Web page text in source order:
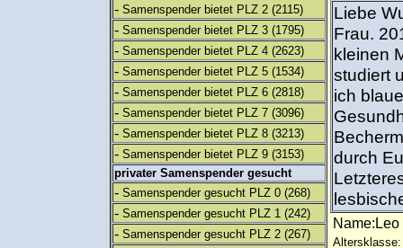
- Samenspender bietet PLZ 2 (2115)
- Samenspender bietet PLZ 3 (1795)
- Samenspender bietet PLZ 4 (2623)
- Samenspender bietet PLZ 5 (1534)
- Samenspender bietet PLZ 6 (2818)
- Samenspender bietet PLZ 7 (3096)
- Samenspender bietet PLZ 8 (3213)
- Samenspender bietet PLZ 9 (3153)
privater Samenspender gesucht
- Samenspender gesucht PLZ 0 (268)
- Samenspender gesucht PLZ 1 (242)
- Samenspender gesucht PLZ 2 (267)
Liebe
Frau.
kleinen
studiert
ich
durch
Altersklasse: